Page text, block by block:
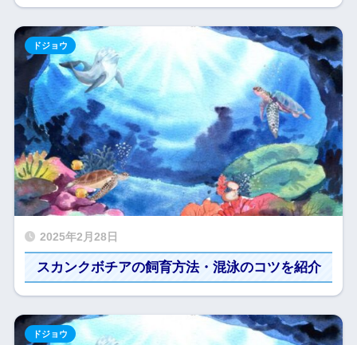
2025年2月28日
スカンクボチアの飼育方法・混泳のコツを紹介
ドジョウ
ドジョウ